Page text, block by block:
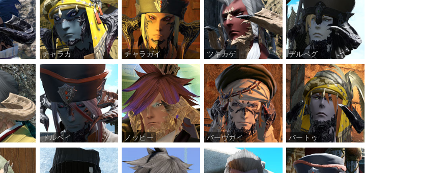
チャラカ チャラガイ ツキカゲ デルベグ
ドルベイ ノッヒー バーヴガイ バートゥ